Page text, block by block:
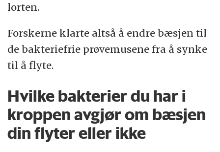
lorten.
Forskerne klarte altså å endre bæsjen til
de bakteriefrie prøvemusene fra å synke
til å flyte.
Hvilke bakterier du har i
kroppen avgjør om bæsjen
din flyter eller ikke